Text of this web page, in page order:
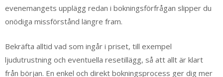
evenemangets upplägg redan i bokningsförfrågan slipper du
onödiga missförstånd längre fram.
Bekräfta alltid vad som ingår i priset, till exempel
ljudutrustning och eventuella resetillägg, så att allt är klart
från början. En enkel och direkt bokningsprocess ger dig mer